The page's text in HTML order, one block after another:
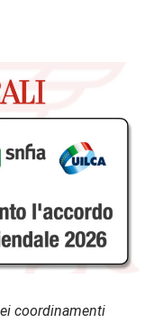
coordinamenti